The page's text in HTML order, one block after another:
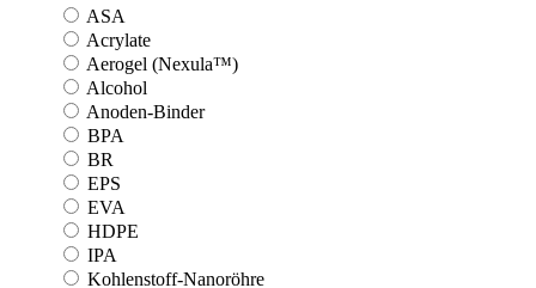
ASA
Acrylate
Aerogel (Nexula™)
Alcohol
Anoden-Binder
BPA
BR
EPS
EVA
HDPE
IPA
Kohlenstoff-Nanoröhre